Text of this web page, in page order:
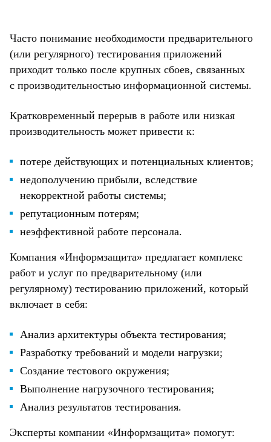
Часто понимание необходимости предварительного
(или регулярного) тестирования приложений
приходит только после крупных сбоев, связанных
с производительностью информационной системы.
Кратковременный перерыв в работе или низкая
производительность может привести к:
потере действующих и потенциальных клиентов;
недополучению прибыли, вследствие
некорректной работы системы;
репутационным потерям;
неэффективной работе персонала.
Компания «Информзащита» предлагает комплекс
работ и услуг по предварительному (или
регулярному) тестированию приложений, который
включает в себя:
Анализ архитектуры объекта тестирования;
Разработку требований и модели нагрузки;
Создание тестового окружения;
Выполнение нагрузочного тестирования;
Анализ результатов тестирования.
Эксперты компании «Информзащита» помогут: